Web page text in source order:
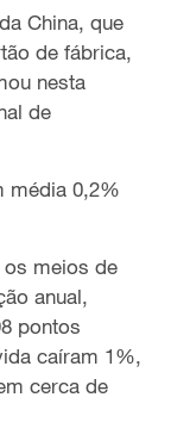
China, que
de fábrica,
nesta
de
média 0,2%
meios de
anual,
pontos
caíram 1%,
cerca de